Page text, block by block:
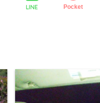
LINE Pocket